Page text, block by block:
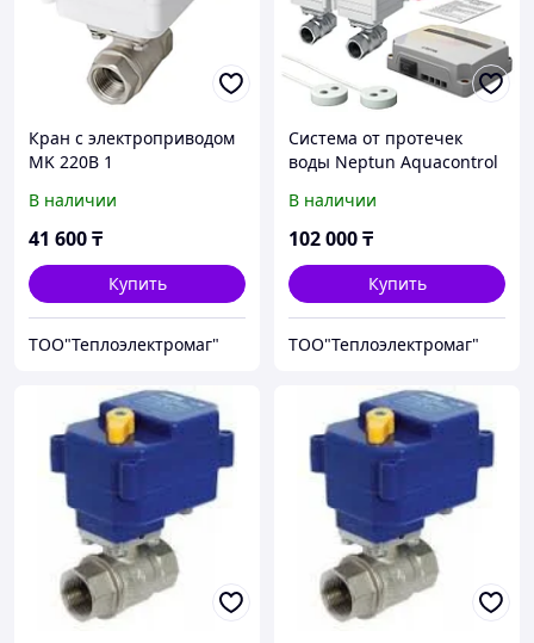
Кран с электроприводом
MK 220B 1
В наличии
41 600₸
Купить
ТОО"Теплоэлектромаг"
Система от протечек
воды Neptun Aquacontrol
В наличии
102 000₸
Купить
ТОО"Теплоэлектромаг"